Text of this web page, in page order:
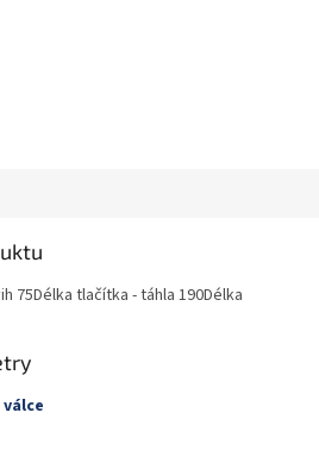
75Délka tlačítka - táhla 190Délka